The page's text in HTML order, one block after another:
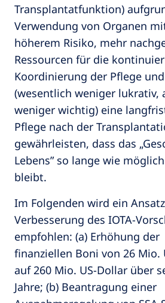
Transplantatfunktion)
Verwendung von Organen
höherem Risiko, mehr
Ressourcen für die
Koordinierung der Pflege und
(wesentlich weniger lukrativ,
weniger wichtig) eine
Pflege nach der
gewährleisten, dass das
Lebens” so lange wie
bleibt.
Im Folgenden wird ein
Verbesserung des IOTA-
empfohlen: (a) Erhöhung der
finanziellen Boni von 26 Mio.
auf 260 Mio. US-Dollar über
Jahre; (b) Beantragung einer